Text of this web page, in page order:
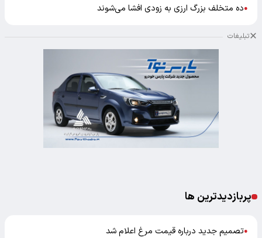
●ده متخلف بزرگ ارزی به زودی افشا می‌شوند
تبلیغات
پربازدیدترین ها
●تصمیم جدید درباره قیمت مرغ اعلام شد